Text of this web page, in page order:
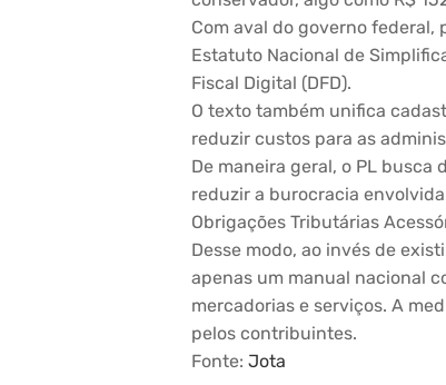
Com aval do governo federal,
Estatuto Nacional de
Fiscal Digital (DFD).
O texto também unifica
reduzir custos para as
De maneira geral, o PL
reduzir a burocracia
Obrigações Tributárias
Desse modo, ao invés de
apenas um manual nacional
mercadorias e serviços. A
pelos contribuintes.
Fonte: Jota